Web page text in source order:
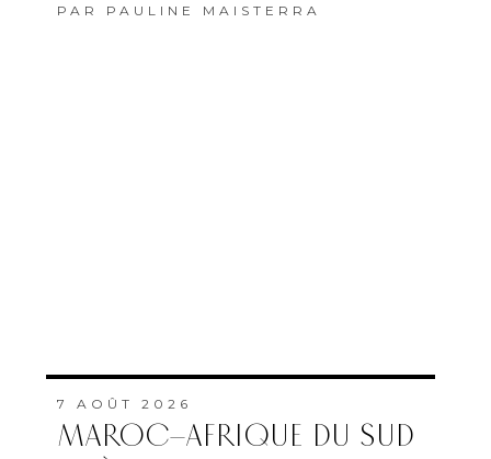
PAR PAULINE MAISTERRA
7 AOÛT 2026
MAROC–AFRIQUE DU SUD